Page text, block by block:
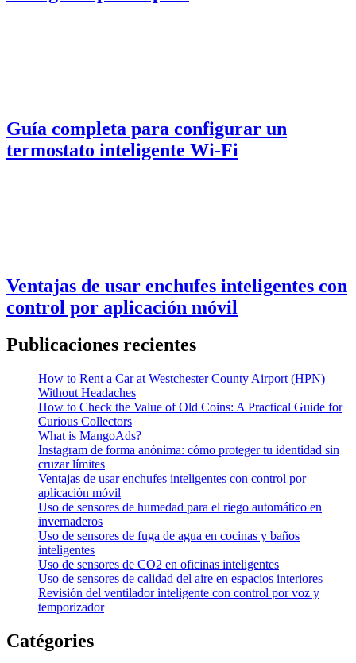
Guía completa para configurar un
termostato inteligente Wi-Fi
Ventajas de usar enchufes inteligentes con
control por aplicación móvil
Publicaciones recientes
How to Rent a Car at Westchester County Airport (HPN)
Without Headaches
How to Check the Value of Old Coins: A Practical Guide for
Curious Collectors
What is MangoAds?
Instagram de forma anónima: cómo proteger tu identidad sin
cruzar límites
Ventajas de usar enchufes inteligentes con control por
aplicación móvil
Uso de sensores de humedad para el riego automático en
invernaderos
Uso de sensores de fuga de agua en cocinas y baños
inteligentes
Uso de sensores de CO2 en oficinas inteligentes
Uso de sensores de calidad del aire en espacios interiores
Revisión del ventilador inteligente con control por voz y
temporizador
Catégories